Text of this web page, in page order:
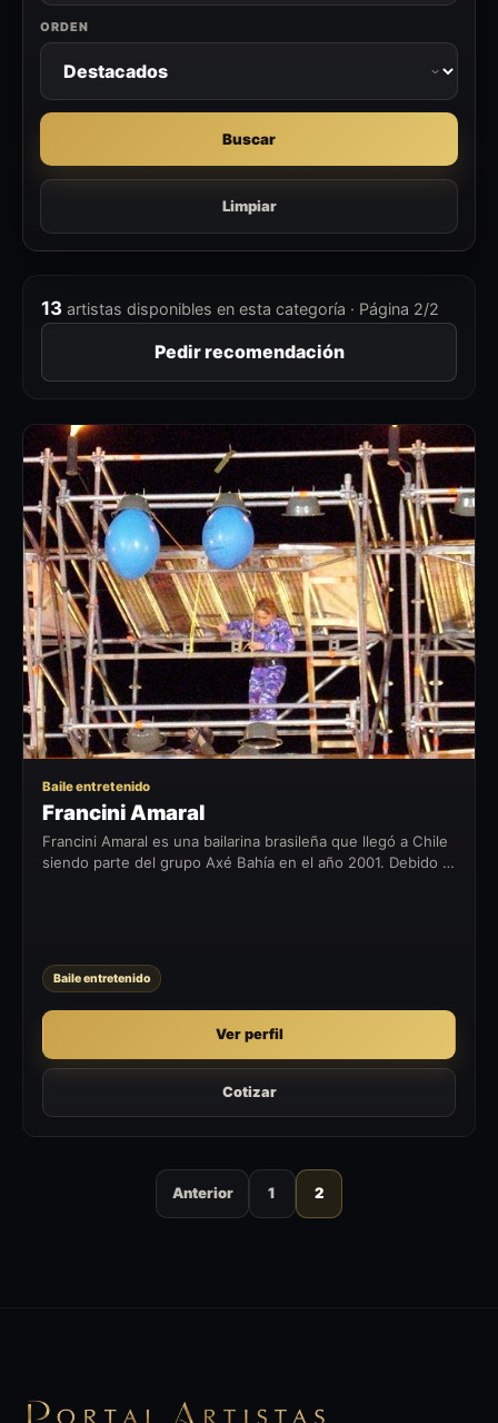
ORDEN
Buscar
Limpiar
13 artistas disponibles en esta categoría · Página 2/2
Pedir recomendación
FA
Baile entretenido
Francini Amaral
Francini Amaral es una bailarina brasileña que llegó a Chile
siendo parte del grupo Axé Bahía en el año 2001. Debido al
Baile entretenido
Ver perfil
Cotizar
Anterior 1 2